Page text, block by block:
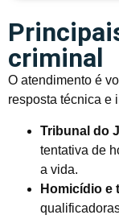
criminal
O atendimento é
resposta técnica e
Tribunal do
tentativa de
a vida.
Homicídio e